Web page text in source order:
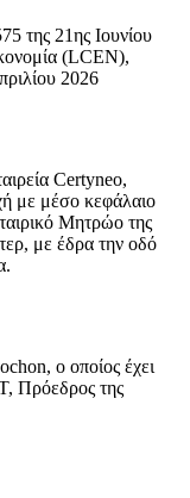
της 21ης Ιουνίου
(LCEN),
2026
Certyneo,
με μέσο κεφάλαιο
Μητρώο της
με έδρα την οδό
ο οποίος έχει
Πρόεδρος της